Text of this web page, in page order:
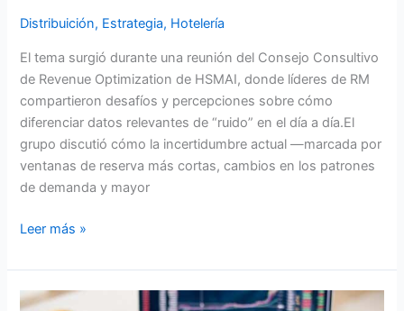
Distribuición, Estrategia, Hotelería
El tema surgió durante una reunión del Consejo Consultivo
de Revenue Optimization de HSMAI, donde líderes de RM
compartieron desafíos y percepciones sobre cómo
diferenciar datos relevantes de “ruido” en el día a día.El
grupo discutió cómo la incertidumbre actual —marcada por
ventanas de reserva más cortas, cambios en los patrones
de demanda y mayor
Leer más »
La